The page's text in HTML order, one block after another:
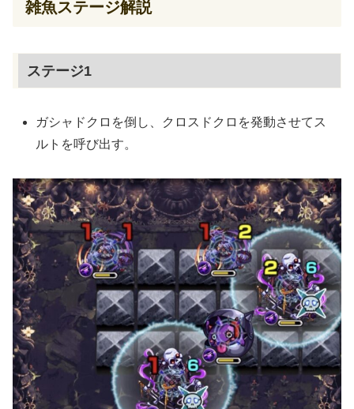
雑魚ステージ解説
ステージ1
ガシャドクロを倒し、クロスドクロを発動させてス
ルトを呼び出す。